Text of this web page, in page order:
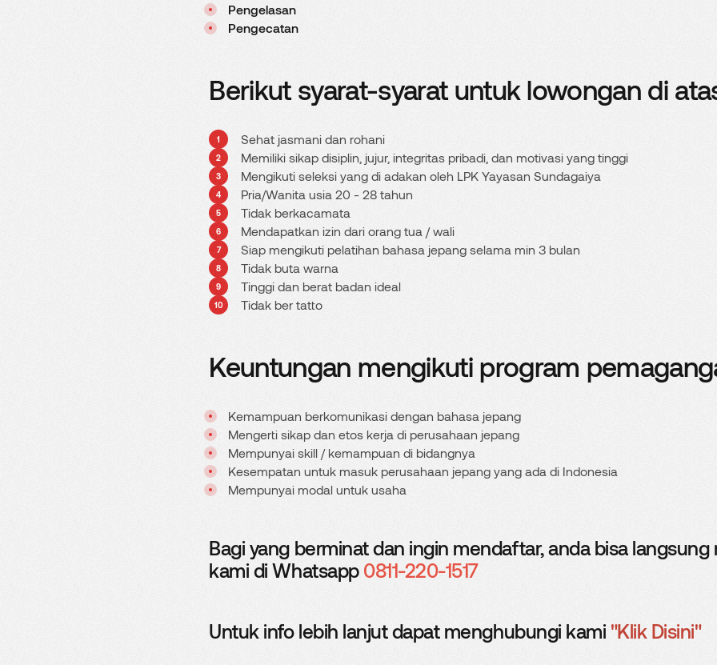
Pengelasan
Pengecatan
Berikut syarat-syarat untuk lowongan di
Sehat jasmani dan rohani
Memiliki sikap disiplin, jujur, integritas pribadi, dan motivasi yang tinggi
Mengikuti seleksi yang di adakan oleh LPK Yayasan Sundagaiya
Pria/Wanita usia 20 - 28 tahun
Tidak berkacamata
Mendapatkan izin dari orang tua / wali
Siap mengikuti pelatihan bahasa jepang selama min 3 bulan
Tidak buta warna
Tinggi dan berat badan ideal
Tidak ber tatto
Keuntungan mengikuti program
Kemampuan berkomunikasi dengan bahasa jepang
Mengerti sikap dan etos kerja di perusahaan jepang
Mempunyai skill / kemampuan di bidangnya
Kesempatan untuk masuk perusahaan jepang yang ada di Indonesia
Mempunyai modal untuk usaha
Bagi yang berminat dan ingin mendaftar, anda bisa
kami di Whatsapp 0811-220-1517
Untuk info lebih lanjut dapat menghubungi kami "Klik Disini"